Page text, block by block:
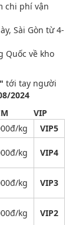
chi phí vận
Sài Gòn từ 4-
Quốc về kho
tới tay người
2024
VIP
kg
VIP5
kg VIP4
kg VIP3
kg VIP2